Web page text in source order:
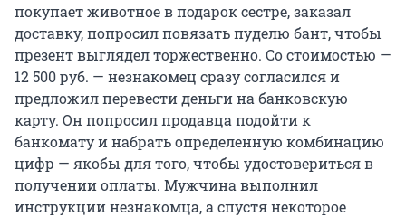
покупает животное в подарок сестре, заказал
доставку, попросил повязать пуделю бант, чтобы
презент выглядел торжественно. Со стоимостью —
12 500 руб. — незнакомец сразу согласился и
предложил перевести деньги на банковскую
карту. Он попросил продавца подойти к
банкомату и набрать определенную комбинацию
цифр — якобы для того, чтобы удостовериться в
получении оплаты. Мужчина выполнил
инструкции незнакомца, а спустя некоторое